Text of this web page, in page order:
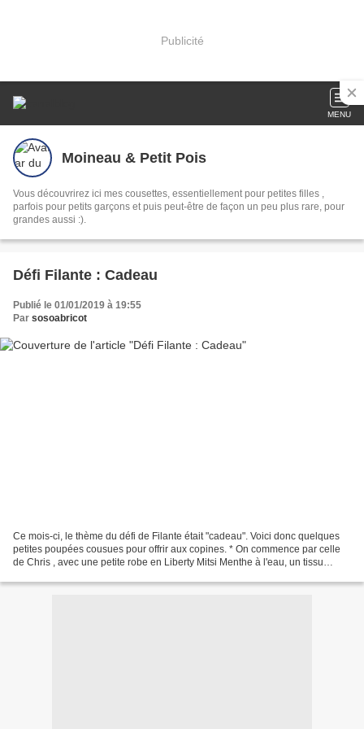
Publicité
MENU
Moineau & Petit Pois
Vous découvrirez ici mes cousettes, essentiellement pour petites filles ,
parfois pour petits garçons et puis peut-être de façon un peu plus rare, pour
grandes aussi :).
Défi Filante : Cadeau
Publié le 01/01/2019 à 19:55
Par sosoabricot
Ce mois-ci, le thème du défi de Filante était "cadeau". Voici donc quelques
petites poupées cousues pour offrir aux copines. * On commence par celle
de Chris , avec une petite robe en Liberty Mitsi Menthe à l'eau, un tissu